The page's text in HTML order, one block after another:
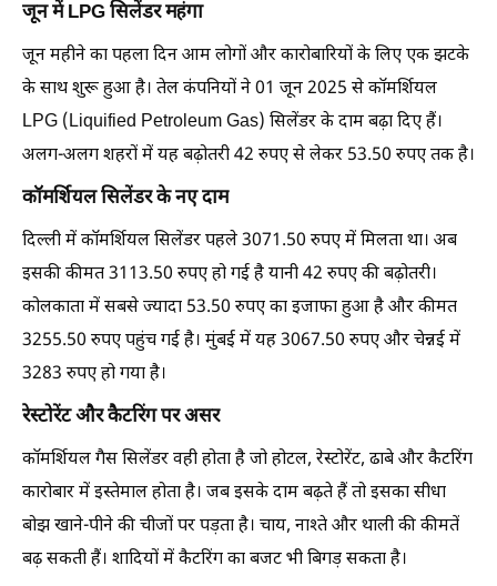
जून में LPG सिलेंडर महंगा
जून महीने का पहला दिन आम लोगों और कारोबारियों के लिए एक झटके
के साथ शुरू हुआ है। तेल कंपनियों ने 01 जून 2025 से कॉमर्शियल
LPG (Liquified Petroleum Gas) सिलेंडर के दाम बढ़ा दिए हैं।
अलग-अलग शहरों में यह बढ़ोतरी 42 रुपए से लेकर 53.50 रुपए तक है।
कॉमर्शियल सिलेंडर के नए दाम
दिल्ली में कॉमर्शियल सिलेंडर पहले 3071.50 रुपए में मिलता था। अब
इसकी कीमत 3113.50 रुपए हो गई है यानी 42 रुपए की बढ़ोतरी।
कोलकाता में सबसे ज्यादा 53.50 रुपए का इजाफा हुआ है और कीमत
3255.50 रुपए पहुंच गई है। मुंबई में यह 3067.50 रुपए और चेन्नई में
3283 रुपए हो गया है।
रेस्टोरेंट और कैटरिंग पर असर
कॉमर्शियल गैस सिलेंडर वही होता है जो होटल, रेस्टोरेंट, ढाबे और कैटरिंग
कारोबार में इस्तेमाल होता है। जब इसके दाम बढ़ते हैं तो इसका सीधा
बोझ खाने-पीने की चीजों पर पड़ता है। चाय, नाश्ते और थाली की कीमतें
बढ़ सकती हैं। शादियों में कैटरिंग का बजट भी बिगड़ सकता है।